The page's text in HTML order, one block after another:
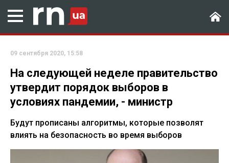
09 сентября 2020, 15:58
На следующей неделе правительство
утвердит порядок выборов в
условиях пандемии, - министр
Будут прописаны алгоритмы, которые позволят
влиять на безопасность во время выборов